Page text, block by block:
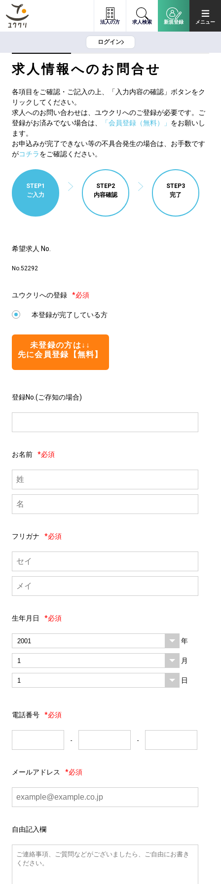
法人の方 求人検索 新規登録 メニュー
ログイン
求人情報へのお問合せ
各項目をご確認・ご記入の上、「入力内容の確認」ボタンをク
リックしてください。
求人へのお問い合わせは、ユウクリへのご登録が必要です。ご
登録がお済みでない場合は、
「会員登録（無料）」 をお願いし
ます。
お申込みが完了できない等の不具合発生の場合は、お手数です
がコチラをご確認ください。
STEP1
ご入力
STEP2
内容確認
STEP3
完了
希望求人 No.
No.52292
ユウクリへの登録 *必須
本登録が完了している方
未登録の方は↓↓
先に会員登録【無料】
登録No.(ご存知の場合)
お名前 *必須
フリガナ *必須
生年月日 *必須
年
月
日
電話番号 *必須
- -
メールアドレス *必須
自由記入欄